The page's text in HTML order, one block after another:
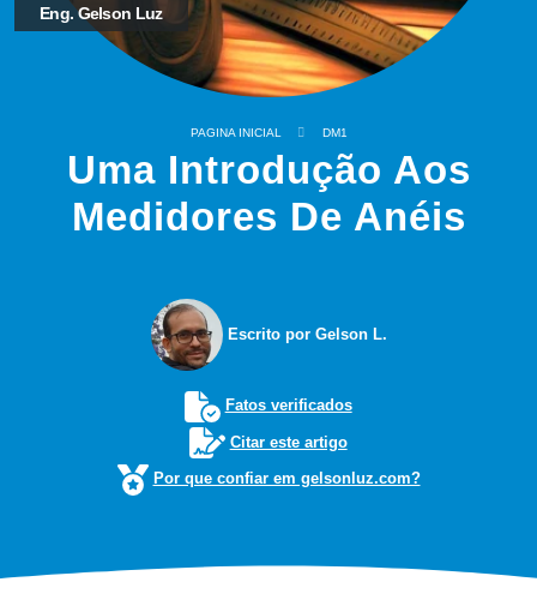
Eng. Gelson Luz
PAGINA INICIAL DM1
Uma Introdução Aos
Medidores De Anéis
Escrito por Gelson L.
Fatos verificados
Citar este artigo
Por que confiar em gelsonluz.com?